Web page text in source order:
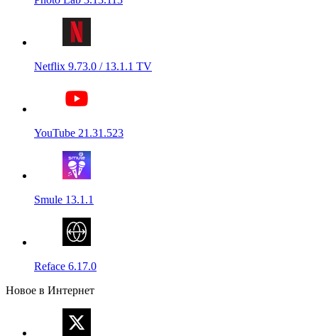
Netflix 9.73.0 / 13.1.1 TV
YouTube 21.31.523
Smule 13.1.1
Reface 6.17.0
Новое в Интернет